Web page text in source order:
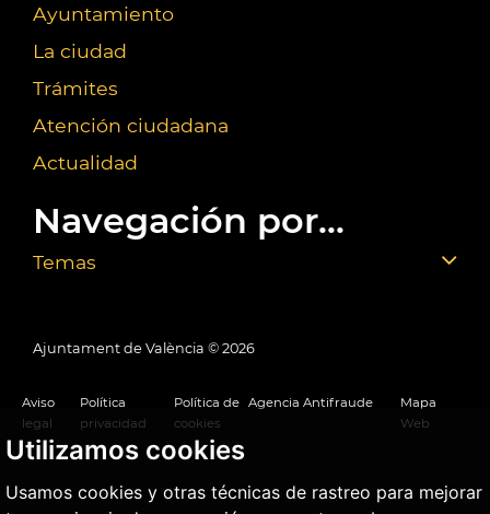
Utilizamos cookies
Usamos cookies y otras técnicas de rastreo para mejorar
Ayuntamiento
La ciudad
Trámites
Atención ciudadana
Actualidad
Navegación por...
Temas
Ajuntament de València © 2026
Aviso
legal
Política
privacidad
Política de
cookies
Agencia Antifraude
Mapa
Web